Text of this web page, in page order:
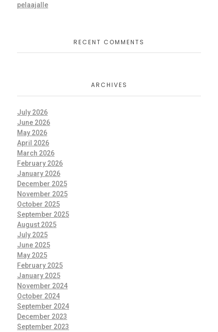
pelaajalle
RECENT COMMENTS
ARCHIVES
July 2026
June 2026
May 2026
April 2026
March 2026
February 2026
January 2026
December 2025
November 2025
October 2025
September 2025
August 2025
July 2025
June 2025
May 2025
February 2025
January 2025
November 2024
October 2024
September 2024
December 2023
September 2023